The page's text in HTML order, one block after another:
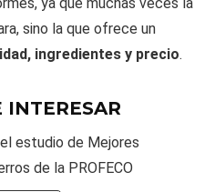
sino la que ofrece un
ingredientes y precio.
INTERESAR
estudio de Mejores
de la PROFECO